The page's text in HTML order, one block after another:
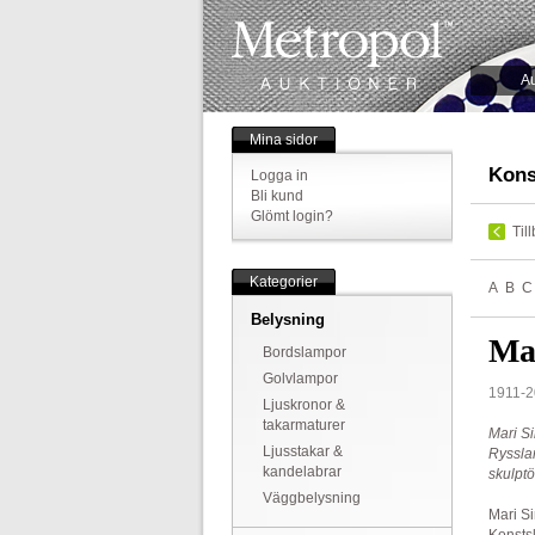
Mina sidor
Logga in
Bli kund
Glömt login?
Kategorier
Belysning
Bordslampor
Golvlampor
Ljuskronor &
takarmaturer
Ljusstakar &
kandelabrar
Väggbelysning
A B C
1911-
Mari
Mari